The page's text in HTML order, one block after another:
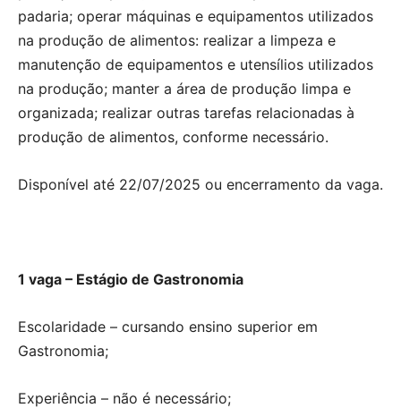
padaria; operar máquinas e equipamentos utilizados
na produção de alimentos: realizar a limpeza e
manutenção de equipamentos e utensílios utilizados
na produção; manter a área de produção limpa e
organizada; realizar outras tarefas relacionadas à
produção de alimentos, conforme necessário.
Disponível até 22/07/2025 ou encerramento da vaga.
1 vaga – Estágio de Gastronomia
Escolaridade – cursando ensino superior em
Gastronomia;
Experiência – não é necessário;